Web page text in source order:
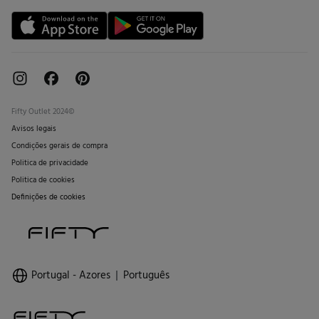
Livro de Reclamações online
Fifty Outlet 2024©
Avisos legais
Condições gerais de compra
Politica de privacidade
Politica de cookies
Definições de cookies
Portugal - Azores Português